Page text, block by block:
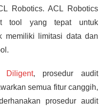
Robotics. ACL Robotics
tool yang tepat untuk
memiliki limitasi data dan
Diligent, prosedur audit
semua fitur canggih,
prosedur audit